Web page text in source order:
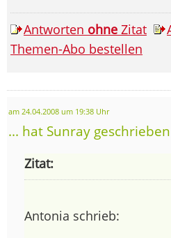
Antworten ohne Zitat
Themen-Abo bestellen
am 24.04.2008 um 19:38 Uhr
... hat Sunray
Zitat:
Antonia schrieb: